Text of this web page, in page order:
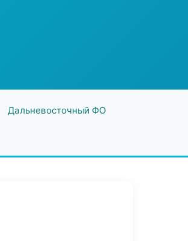
Дальневосточный ФО